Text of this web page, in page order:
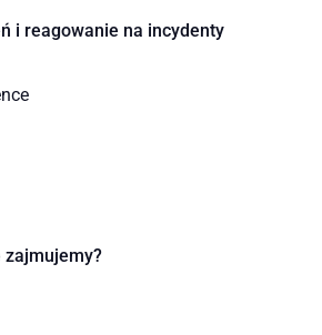
i reagowanie na incydenty
zajmujemy?